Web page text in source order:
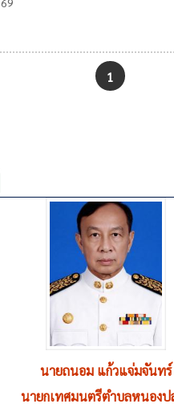
1
นายชูชีพ ตุ่นวงษา
บลหนองปล่อง คนที่ 1 ดูแลควบ